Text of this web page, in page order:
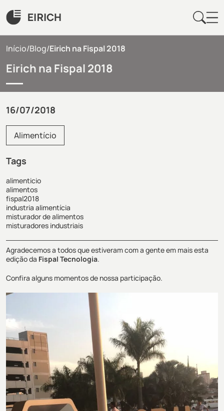
Início/Blog/Eirich na Fispal 2018
Eirich na Fispal 2018
Agradecemos a todos que estiveram com a gente em mais esta
edição da Fispal Tecnologia.
Confira alguns momentos de nossa participação.
16/07/2018
Alimentício
Tags
alimenticio
alimentos
fispal2018
industria alimentícia
misturador de alimentos
misturadores industriais